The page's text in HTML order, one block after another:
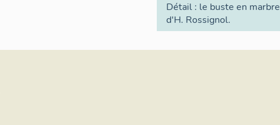
Détail : le buste en marbre
d'H. Rossignol.